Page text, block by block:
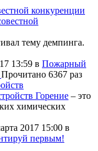
конкуренции
тему демпинга.
13:59 в Пожарный
Прочитано 6367 раз
Горение – это
химических
2017 15:00 в
первым!